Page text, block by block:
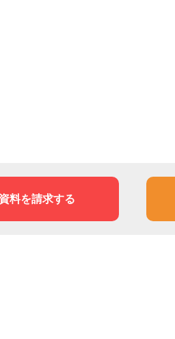
料を請求する